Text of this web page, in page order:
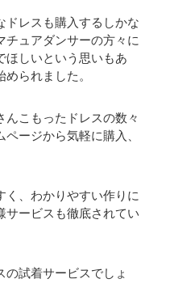
ドレスも購入するしかな
チュアダンサーの方々に
ほしいという思いもあ
られました。
んこもったドレスの数々
ージから気軽に購入、
く、わかりやすい作りに
サービスも徹底されてい
試着サービスでしょ